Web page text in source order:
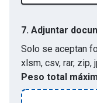
7. Adjuntar
Solo se aceptan
xlsm, csv, rar, zip,
Peso total